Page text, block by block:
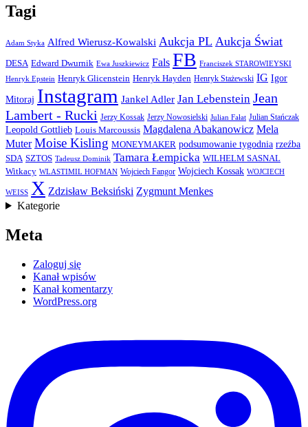
Tagi
Adam Styka Alfred Wierusz-Kowalski Aukcja PL Aukcja Świat
DESA Edward Dwurnik Ewa Juszkiewicz Fals FB Franciszek STAROWIEYSKI
Henryk Epstein Henryk Glicenstein Henryk Hayden Henryk Stażewski IG Igor
Mitoraj Instagram Jankel Adler Jan Lebenstein Jean
Lambert - Rucki Jerzy Kossak Jerzy Nowosielski Julian Fałat Julian Stańczak
Leopold Gottlieb Louis Marcoussis Magdalena Abakanowicz Mela
Muter Moise Kisling MONEYMAKER podsumowanie tygodnia rzeźba
SDA SZTOS Tadeusz Dominik Tamara Łempicka WILHELM SASNAL
Witkacy WLASTIMIL HOFMAN Wojciech Fangor Wojciech Kossak WOJCIECH
WEISS X Zdzisław Beksiński Zygmunt Menkes
Kategorie
Meta
Zaloguj się
Kanał wpisów
Kanał komentarzy
WordPress.org